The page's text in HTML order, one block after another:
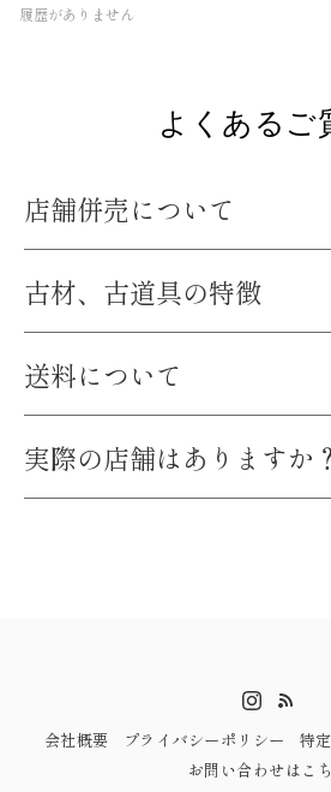
履歴がありません
よくあるご
店舗併売について
古材、古道具の特徴
送料について
実際の店舗はありますか
会社概要 プライバシーポリシー
特
お問い合わせはこ